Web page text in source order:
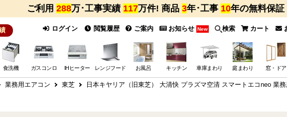
ご利用 288万･工事実績 117万件! 商品 3年･工事 10年の無料保証
ログイン 閲覧履歴 ご案内 お知らせ New 検索 カート
食洗機 ガスコンロ IHヒーター レンジフード お風呂 キッチン 車庫まわり 庭まわり 窓・ドア
業務用エアコン 東芝 日本キヤリア（旧東芝） 大清快 プラズマ空清 スマートエコneo 業